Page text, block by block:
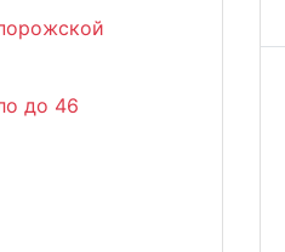
до 46